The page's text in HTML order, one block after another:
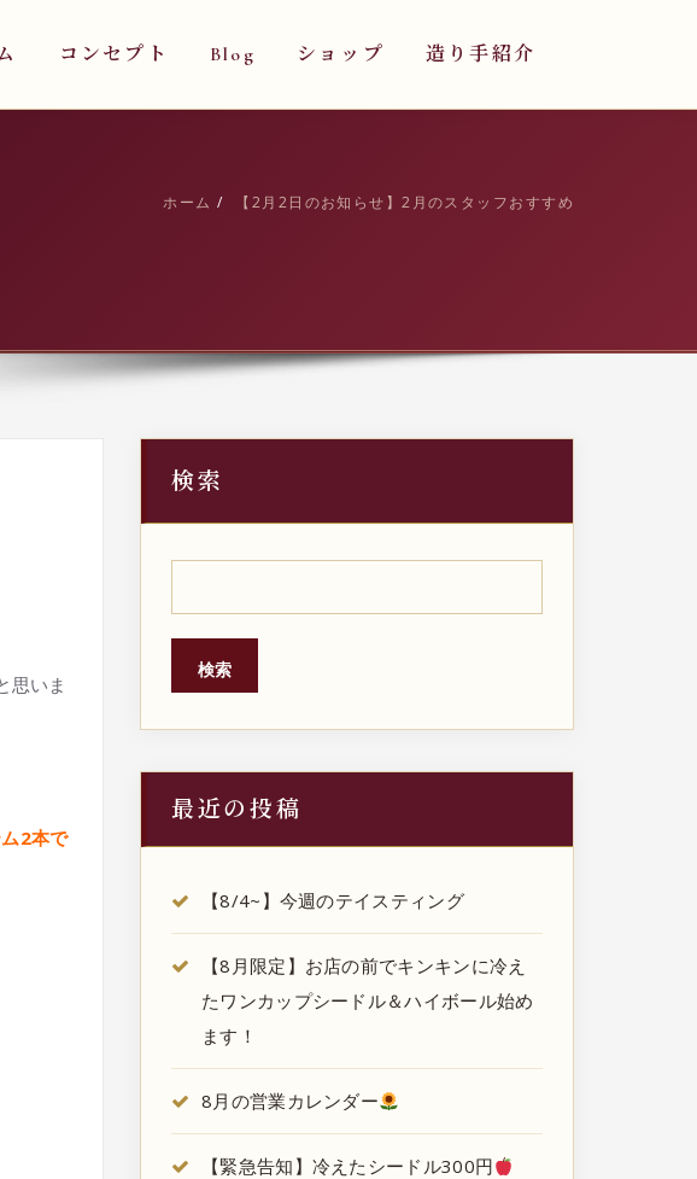
コンセプト Blog ショップ 造り手紹介
ホーム 【2月2日のお知らせ】2月のスタッフおすすめ
思いま
2本で
検索
検索
最近の投稿
【8/4~】今週のテイスティング
【8月限定】お店の前でキンキンに冷え
たワンカップシードル＆ハイボール始め
ます！
8月の営業カレンダー
【緊急告知】冷えたシードル300円